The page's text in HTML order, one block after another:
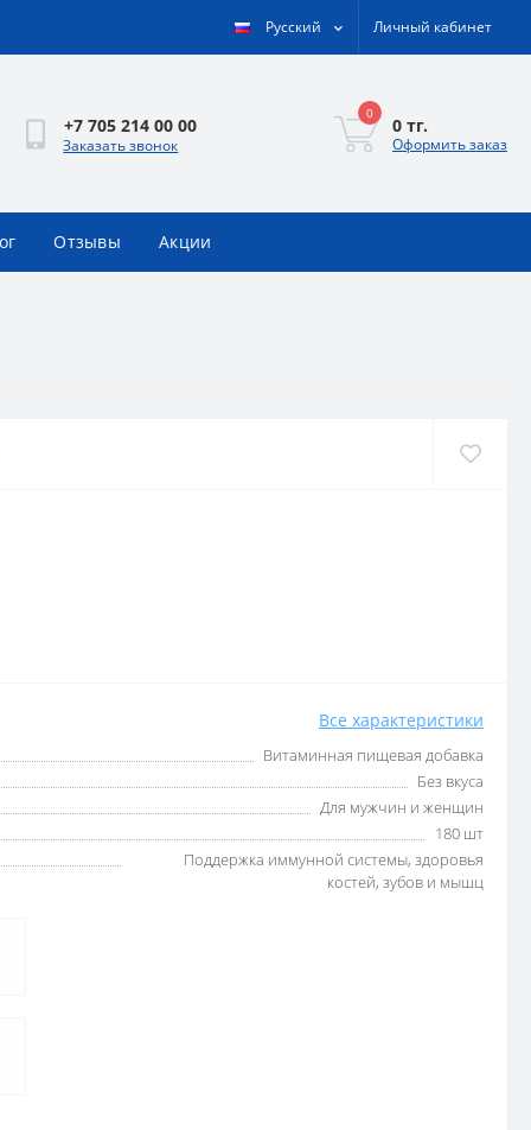
Русский Личный кабинет
+7 705 214 00 00
Заказать звонок
0
0 тг.
Оформить заказ
Отзывы Акции
Все характеристики
Витаминная пищевая добавка
Без вкуса
Для мужчин и женщин
180 шт
Поддержка иммунной системы, здоровья
костей, зубов и мышц